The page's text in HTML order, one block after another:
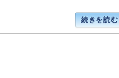
続きを読む